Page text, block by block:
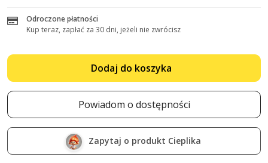
Odroczone płatności
Kup teraz, zapłać za 30 dni, jeżeli nie zwrócisz
Dodaj do koszyka
Powiadom o dostępności
Zapytaj o produkt Cieplika